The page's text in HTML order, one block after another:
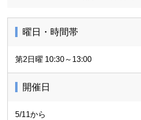
曜日・時間帯
第2日曜 10:30～13:00
開催日
5/11から